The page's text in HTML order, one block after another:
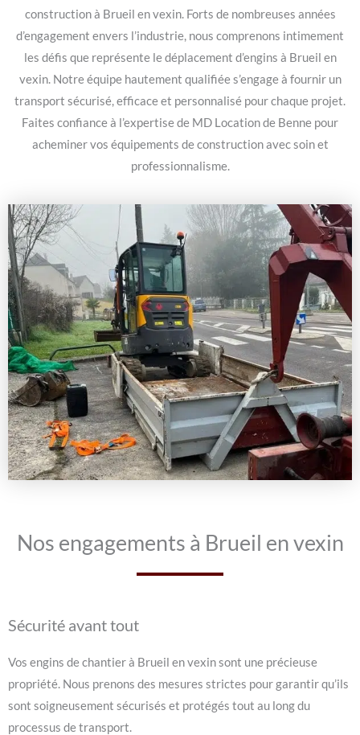
construction à Brueil en vexin. Forts de nombreuses années
d’engagement envers l’industrie, nous comprenons intimement
les défis que représente le déplacement d’engins à Brueil en
vexin. Notre équipe hautement qualifiée s’engage à fournir un
transport sécurisé, efficace et personnalisé pour chaque projet.
Faites confiance à l’expertise de MD Location de Benne pour
acheminer vos équipements de construction avec soin et
professionnalisme.
Nos engagements à Brueil en vexin
Sécurité avant tout
Vos engins de chantier à Brueil en vexin sont une précieuse
propriété. Nous prenons des mesures strictes pour garantir qu’ils
sont soigneusement sécurisés et protégés tout au long du
processus de transport.